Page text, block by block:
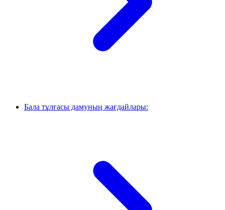
Бала тұлғасы дамуның жағдайлары: